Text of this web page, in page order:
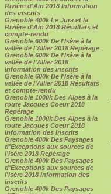
Rivière d'Ain 2018 Information
des inscrits
Grenoble 400k Le Jura et la
Rivière d'Ain 2018 Résultats et
compte-rendu
Grenoble 600k De l'Isère à la
vallée de l'Allier 2018 Repérage
Grenoble 600k De l'Isère à la
vallée de l'Allier 2018
Information des inscrits
Grenoble 600k De l'Isère à la
vallée de l'Allier 2018 Résultats
et compte-rendu
Grenoble 1000k Des Alpes à la
route Jacques Coeur 2018
Repérage
Grenoble 1000k Des Alpes à la
route Jacques Coeur 2018
Information des inscrits
Grenoble 400k Des Paysages
d'Exceptions aux sources de
l'Isère 2018 Repérage
Grenoble 400k Des Paysages
d'Exceptions aux sources de
l'Isère 2018 Information des
inscrits
Grenoble 400k Des Paysages